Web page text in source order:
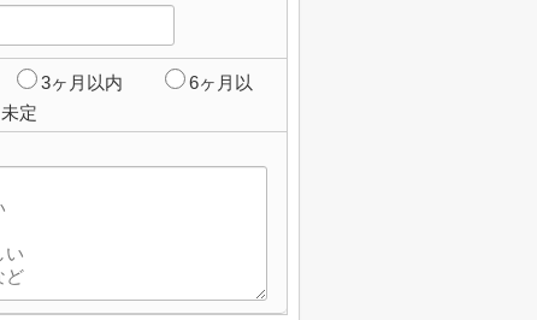
3ヶ月以内
6ヶ月以
未定